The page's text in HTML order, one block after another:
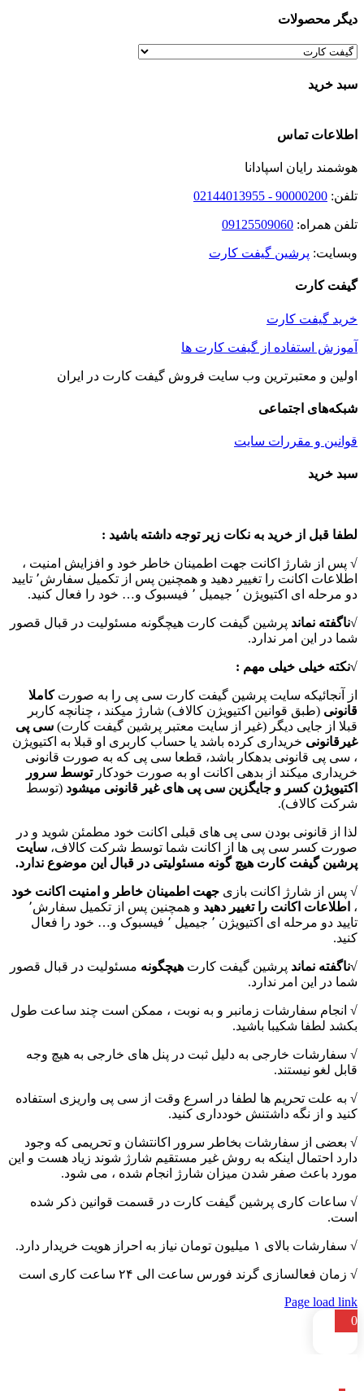
دیگر محصولات
سبد خرید
اطلاعات تماس
هوشمند رایان اسپادانا
تلفن: 90000200 - 02144013955
تلفن همراه: 09125509060
وبسایت: پرشین گیفت کارت
گیفت کارت
خرید گیفت کارت
آموزش استفاده از گیفت کارت ها
اولین و معتبرترین وب سایت فروش گیفت کارت در ایران
شبکه‌های اجتماعی
قوانین و مقررات سایت
Toggle
سبد خرید
لطفا قبل از خرید به نکات زیر توجه داشته باشید :
√ پس از شارژ اکانت جهت اطمینان خاطر خود و افزایش امنیت ،
اطلاعات اکانت را تغییر دهید و همچنین پس از تکمیل سفارش٬ تایید
دو مرحله ای اکتیویژن ٬ جیمیل ٬ فیسبوک و… خود را فعال کنید.
√ناگفته نماند پرشین گیفت کارت هیچگونه مسئولیت در قبال قصور
شما در این امر ندارد.
√نکته خیلی خیلی مهم :
از آنجائیکه سایت پرشین گیفت کارت سی پی را به صورتکاملا
قانونی (طبق قوانین اکتیویژن کالاف) شارژ میکند ، چنانچه کاربر
قبلا از جایی دیگر (غیر از سایت معتبر پرشین گیفت کارت) سی پی
غیرقانونی خریداری کرده باشد یا حساب کاربری او قبلا به اکتیویژن
، سی پی قانونی بدهکار باشد، قطعا سی پی که به صورت قانونی
خریداری میکند از بدهی اکانت او به صورت خودکارتوسط سرور
اکتیویژن کسر و جایگزین سی پی های غیر قانونی میشود (توسط
شرکت کالاف).
لذا از قانونی بودن سی پی های قبلی اکانت خود مطمئن شوید و در
صورت کسر سی پی ها از اکانت شما توسط شرکت کالاف، سایت
پرشین گیفت کارت هیچ گونه مسئولیتی در قبال این موضوع ندارد.
√ پس از شارژ اکانت بازی جهت اطمینان خاطر و امنیت اکانت خود
، اطلاعات اکانت را تغییر دهید
و همچنین پس از تکمیل سفارش٬
تایید دو مرحله ای اکتیویژن ٬ جیمیل ٬ فیسبوک و… خود را فعال
کنید.
√ناگفته نماند پرشین گیفت کارت هیچگونه مسئولیت در قبال قصور
شما در این امر ندارد.
√ انجام سفارشات زمانبر و به نوبت ، ممکن است چند ساعت طول
بکشد لطفا شکیبا باشید.
√ سفارشات خارجی به دلیل ثبت در پنل های خارجی به هیچ وجه
قابل لغو نیستند.
√ به علت تحریم ها لطفا در اسرع وقت از سی پی واریزی استفاده
کنید و از نگه داشتنش خودداری کنید.
√ بعضی از سفارشات بخاطر سرور اکانتشان و تحریمی که وجود
دارد احتمال اینکه به روش غیر مستقیم شارژ شوند زیاد هست و این
مورد باعث صفر شدن میزان شارژ انجام شده ، می شود.
√ ساعات کاری پرشین گیفت کارت در قسمت قوانین ذکر شده
است.
√ سفارشات بالای ۱ میلیون تومان نیاز به احراز هویت خریدار دارد.
√ زمان فعالسازی گرند فورس ساعت الی ۲۴ ساعت کاری است
Page load link
0